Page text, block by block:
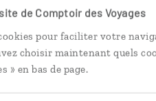
de Comptoir des Voyages
pour faciliter votre
choisir maintenant quels
» en bas de page.
à partir de